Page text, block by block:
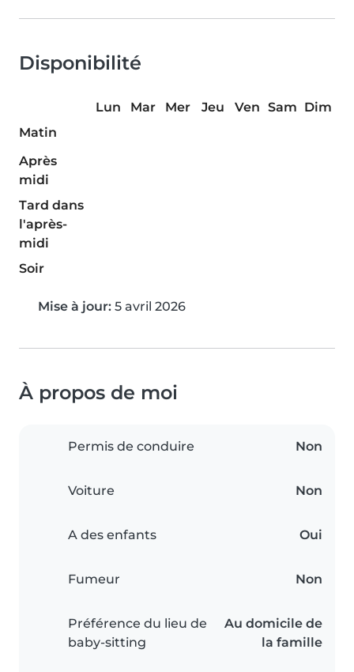
Disponibilité
Lun Mar Mer Jeu Ven Sam Dim
Matin
Après
midi
Tard dans
l'après-
midi
Soir
Mise à jour: 5 avril 2026
À propos de moi
Permis de conduire Non
Voiture Non
A des enfants Oui
Fumeur Non
Préférence du lieu de
baby-sitting
Au domicile de
la famille